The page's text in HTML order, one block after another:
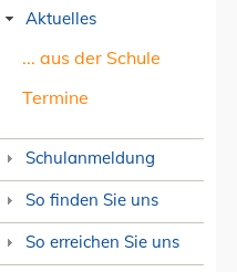
Aktuelles
... aus der Schule
Termine
Schulanmeldung
So finden Sie uns
So erreichen Sie uns